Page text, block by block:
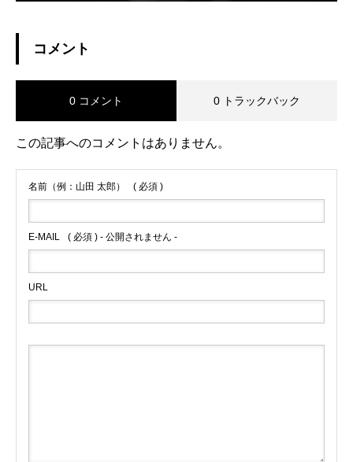
コメント
0 コメント 0 トラックバック
この記事へのコメントはありません。
名前（例：山田 太郎） ( 必須 )
E-MAIL ( 必須 ) - 公開されません -
URL